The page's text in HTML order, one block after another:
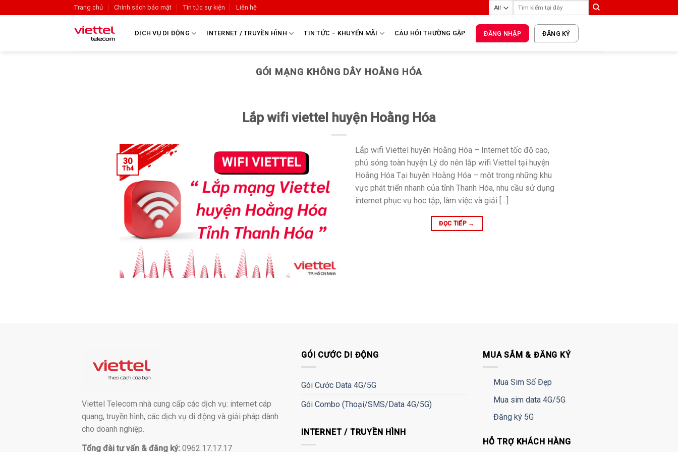
Trang chủ Chính sách bảo mật Tin tức sự kiện Liên hệ
DỊCH VỤ DI ĐỘNG INTERNET / TRUYỀN HÌNH TIN TỨC – KHUYẾN MÃI CÂU HỎI THƯỜNG GẶP ĐĂNG NHẬP ĐĂNG KÝ
GÓI MẠNG KHÔNG DÂY HOẰNG HÓA
Lắp wifi viettel huyện Hoằng Hóa
30
Th4
Lắp wifi Viettel huyện Hoằng Hóa – Internet tốc độ cao,
phủ sóng toàn huyện Lý do nên lắp wifi Viettel tại huyện
Hoằng Hóa Tại huyện Hoằng Hóa – một trong những khu
vực phát triển nhanh của tỉnh Thanh Hóa, nhu cầu sử dụng
internet phục vụ học tập, làm việc và giải […]
ĐỌC TIẾP →
Viettel Telecom nhà cung cấp các dịch vụ: internet cáp
quang, truyền hình, các dịch vụ di động và giải pháp dành
cho doanh nghiệp.
Tổng đài tư vấn & đăng ký: 0962.17.17.17
GÓI CƯỚC DI ĐỘNG
Gói Cước Data 4G/5G
Gói Combo (Thoại/SMS/Data 4G/5G)
INTERNET / TRUYỀN HÌNH
MUA SẮM & ĐĂNG KÝ
Mua Sim Số Đẹp
Mua sim data 4G/5G
Đăng ký 5G
HỖ TRỢ KHÁCH HÀNG